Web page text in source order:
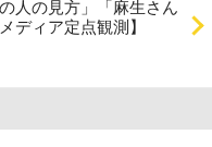
人の見方」「麻生さん
ディア定点観測】